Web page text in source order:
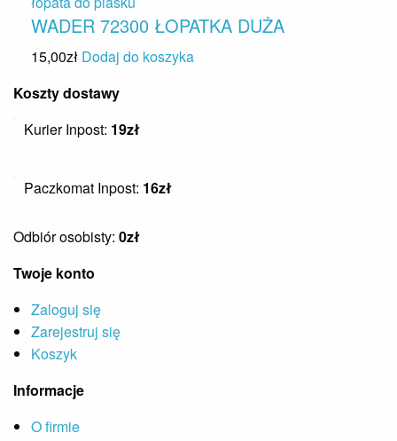
WADER 72300 ŁOPATKA DUŻA
15,00zł Dodaj do koszyka
Koszty dostawy
Kurier Inpost: 19zł
Paczkomat Inpost: 16zł
Odbiór osobisty: 0zł
Twoje konto
Zaloguj się
Zarejestruj się
Koszyk
Informacje
O firmie